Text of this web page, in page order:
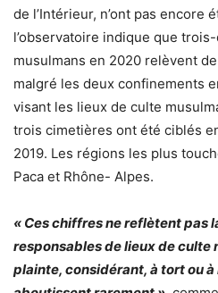
de l’Intérieur, n’ont pas encore
l’observatoire indique que
musulmans en 2020 relèvent de
malgré les deux confinements
visant les lieux de culte
trois cimetières ont été ciblés
2019. Les régions les plus
Paca et Rhône- Alpes.
« Ces chiffres ne reflètent pas
responsables de lieux de culte
plainte, considérant, à tort ou